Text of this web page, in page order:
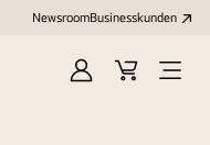
NewsroomBusinesskunden
AnmeldenWarenkorb
Menü